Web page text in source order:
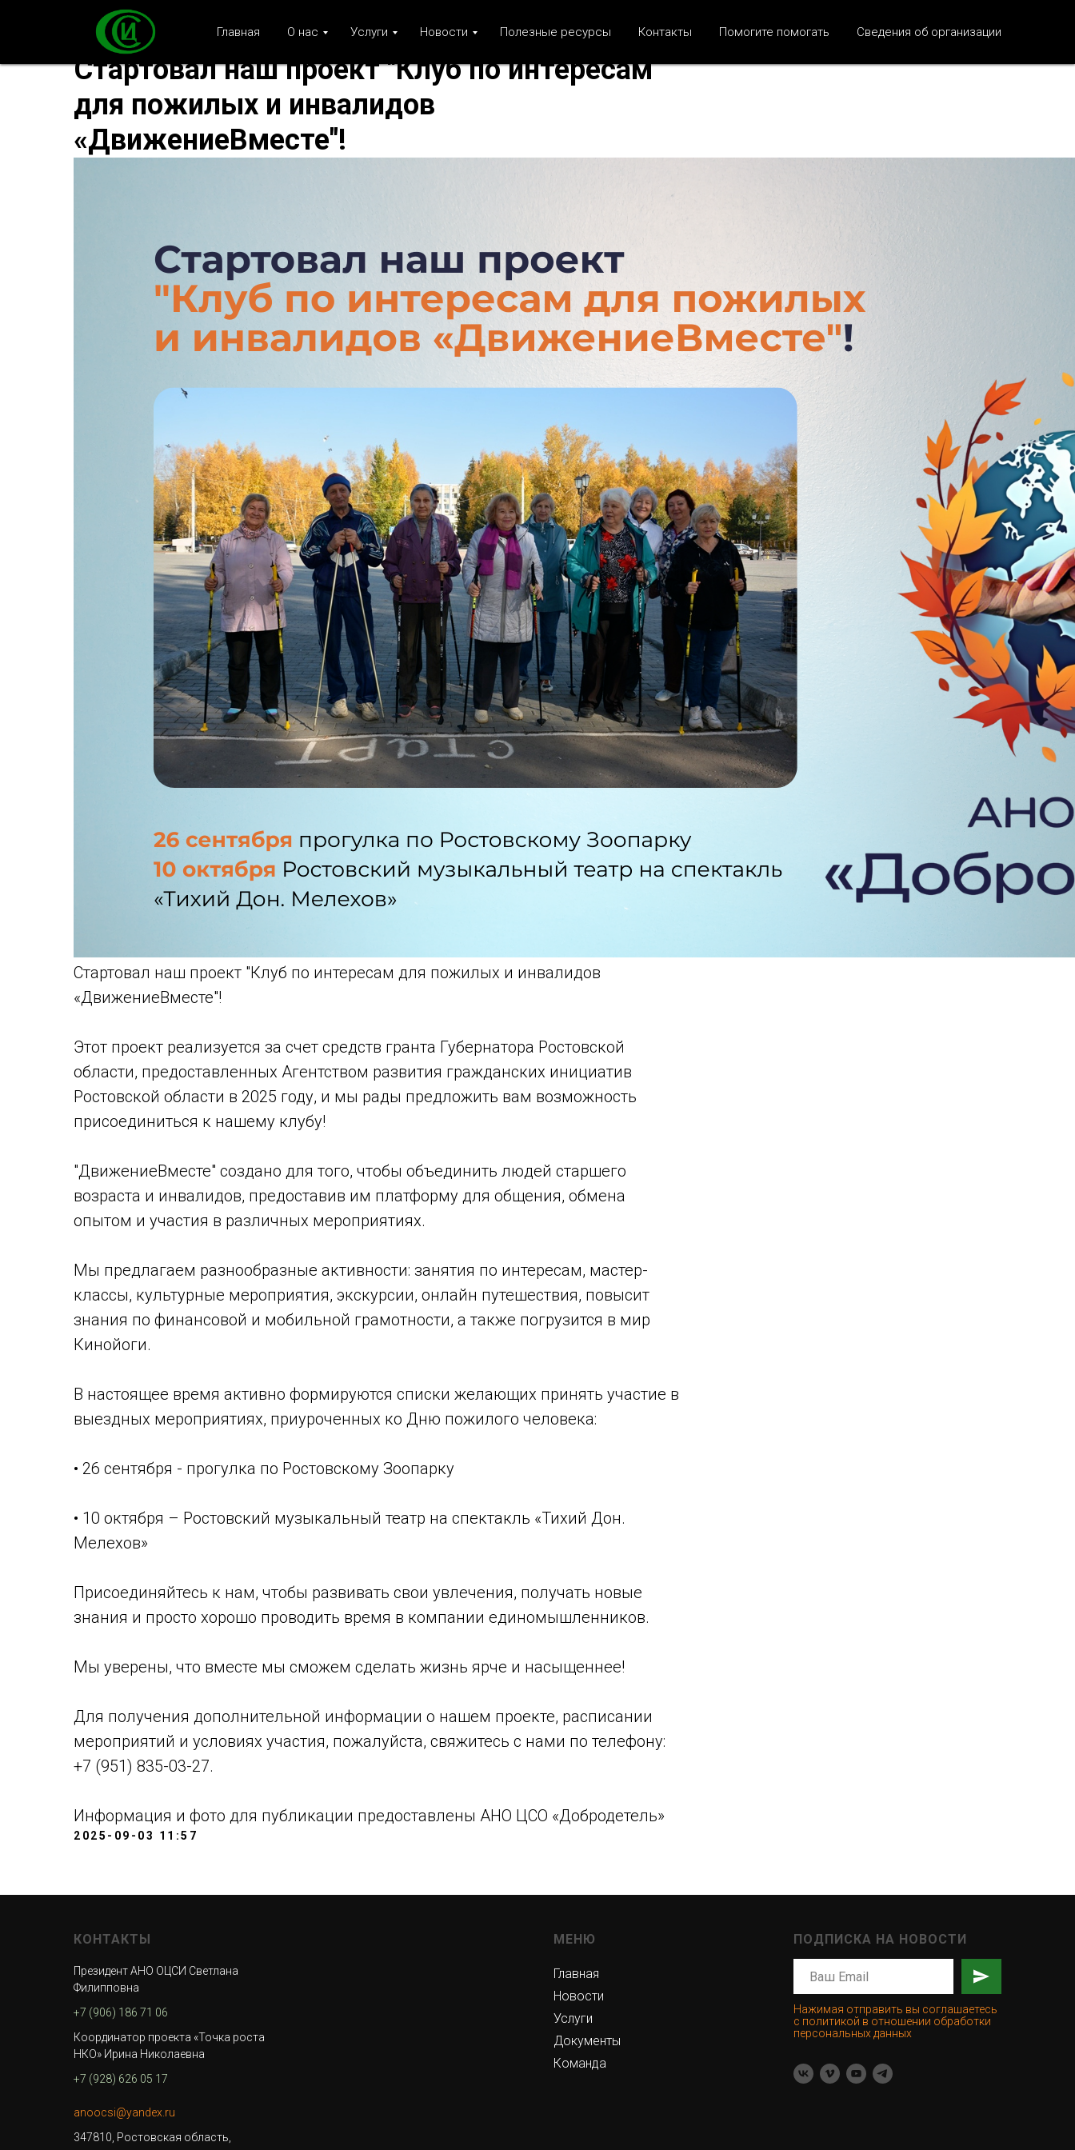
Главная О нас Услуги Новости Полезные ресурсы Контакты Помогите помогать Сведения об организации
Стартовал наш проект "Клуб по интересам
для пожилых и инвалидов
«ДвижениеВместе"!
Стартовал наш проект "Клуб по интересам для пожилых и инвалидов
«ДвижениеВместе"!
Этот проект реализуется за счет средств гранта Губернатора Ростовской
области, предоставленных Агентством развития гражданских инициатив
Ростовской области в 2025 году, и мы рады предложить вам возможность
присоединиться к нашему клубу!
"ДвижениеВместе" создано для того, чтобы объединить людей старшего
возраста и инвалидов, предоставив им платформу для общения, обмена
опытом и участия в различных мероприятиях.
Мы предлагаем разнообразные активности: занятия по интересам, мастер-
классы, культурные мероприятия, экскурсии, онлайн путешествия, повысит
знания по финансовой и мобильной грамотности, а также погрузится в мир
Кинойоги.
В настоящее время активно формируются списки желающих принять участие в
выездных мероприятиях, приуроченных ко Дню пожилого человека:
• 26 сентября - прогулка по Ростовскому Зоопарку
• 10 октября – Ростовский музыкальный театр на спектакль «Тихий Дон.
Мелехов»
Присоединяйтесь к нам, чтобы развивать свои увлечения, получать новые
знания и просто хорошо проводить время в компании единомышленников.
Мы уверены, что вместе мы сможем сделать жизнь ярче и насыщеннее!
Для получения дополнительной информации о нашем проекте, расписании
мероприятий и условиях участия, пожалуйста, свяжитесь с нами по телефону:
+7 (951) 835-03-27.
Информация и фото для публикации предоставлены АНО ЦСО «Добродетель»
2025-09-03 11:57
КОНТАКТЫ
Президент АНО ОЦСИ Светлана
Филипповна
+7 (906) 186 71 06
Координатор проекта «Точка роста
НКО» Ирина Николаевна
+7 (928) 626 05 17
anoocsi@yandex.ru
347810, Ростовская область,
МЕНЮ
Главная
Новости
Услуги
Документы
Команда
ПОДПИСКА НА НОВОСТИ
Нажимая отправить вы соглашаетесь
с политикой в отношении обработки
персональных данных